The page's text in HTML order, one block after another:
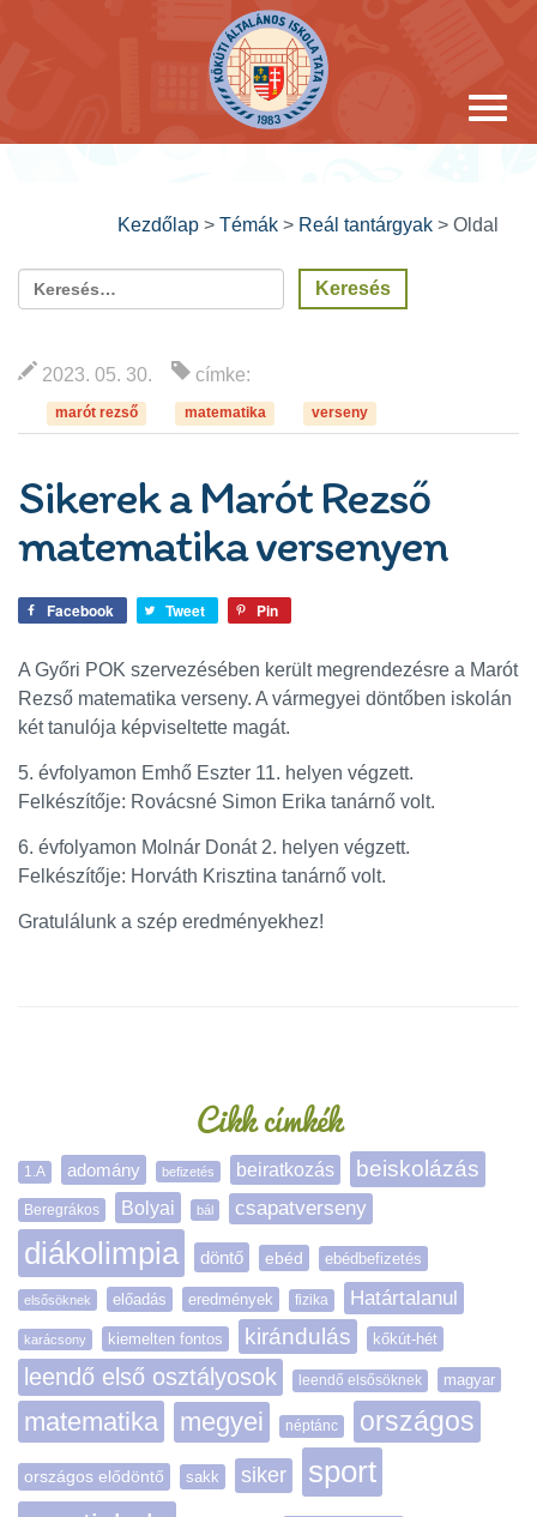
Kezdőlap > Témák > Reál tantárgyak > Oldal
2023. 05. 30. címke:
marót rezső matematika verseny
Sikerek a Marót Rezső
matematika versenyen
Facebook Tweet Pin
A Győri POK szervezésében került megrendezésre a Marót
Rezső matematika verseny. A vármegyei döntőben iskolán
két tanulója képviseltette magát.
5. évfolyamon Emhő Eszter 11. helyen végzett.
Felkészítője: Rovácsné Simon Erika tanárnő volt.
6. évfolyamon Molnár Donát 2. helyen végzett.
Felkészítője: Horváth Krisztina tanárnő volt.
Gratulálunk a szép eredményekhez!
Cikk címkék
1.A adomány befizetés beiratkozás beiskolázás
Beregrákos Bolyai bál csapatverseny
diákolimpia döntő ebéd ebédbefizetés
elsősöknek előadás eredmények fizika Határtalanul
karácsony kiemelten fontos kirándulás kőkút-hét
leendő első osztályosok leendő elsősöknek magyar
matematika megyei néptánc országos
országos elődöntő sakk siker sport